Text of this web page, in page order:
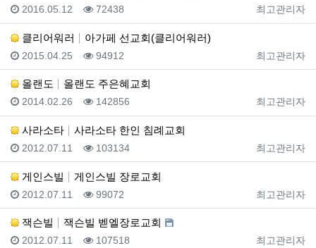
등록자
최고관리자
등록일
2016.05.12 조회
72438
클리어워러 아가페 선교회(클리어워러)
등록자
최고관리자
등록일
2015.04.25 조회
94912
올랜도 올랜도 주은혜교회
등록자
최고관리자
등록일
2014.02.26 조회
142856
사라소타 사라소타 한인 침례교회
등록자
최고관리자
등록일
2012.07.11 조회
103134
게인스빌 게인스빌 장로교회
등록자
최고관리자
등록일
2012.07.11 조회
99072
잭슨빌 잭슨빌 벧엘장로교회
등록자
최고관리자
등록일
2012.07.11 조회
107518